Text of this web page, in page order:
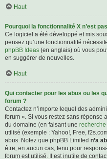
Haut
Pourquoi la fonctionnalité X n’est
Ce logiciel a été développé et mis
pensez qu’une fonctionnalité
phpBB Ideas (en anglais) où vous
en suggérer de nouvelles.
Haut
Qui contacter pour les abus ou les
forum ?
Contactez n’importe lequel des
forum ». Si vous restez sans réponse
du domaine (en faisant une
utilisé (exemple : Yahoo!, Free,
abus. Notez que phpBB Limited n’a
être, en aucun cas, tenu pour
forum est utilisé. Il est inutile de